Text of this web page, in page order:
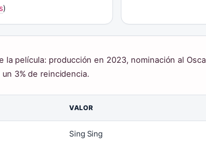
)
la película: producción en 2023, nominación al
3% de reincidencia.
VALOR
Sing Sing